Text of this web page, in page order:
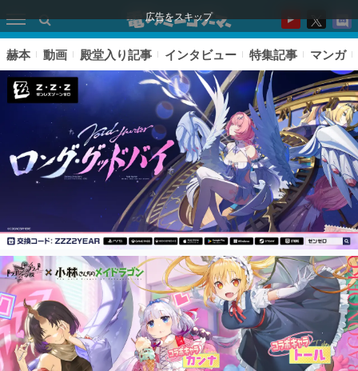
広告をスキップ
ピックアップ
電ファミのいま読まれている記事ランキング
アプリセール情報
赫本 動画 殿堂入り記事 インタビュー 特集記事 マンガ